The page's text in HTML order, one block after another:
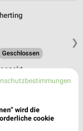
❯
Geschlossen
wird die
cookie